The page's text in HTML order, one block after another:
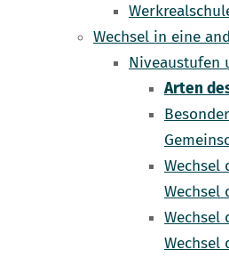
Wechsel in eine
Niveaustufen
Arten
Wechsel
Wechsel
Wechsel
Wechsel